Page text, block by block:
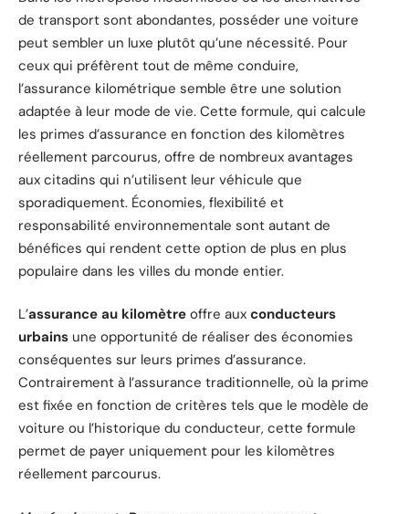
de transport sont abondantes, posséder une voiture
peut sembler un luxe plutôt qu’une nécessité. Pour
ceux qui préfèrent tout de même conduire,
l’assurance kilométrique semble être une solution
adaptée à leur mode de vie. Cette formule, qui calcule
les primes d’assurance en fonction des kilomètres
réellement parcourus, offre de nombreux avantages
aux citadins qui n’utilisent leur véhicule que
sporadiquement. Économies, flexibilité et
responsabilité environnementale sont autant de
bénéfices qui rendent cette option de plus en plus
populaire dans les villes du monde entier.
L’assurance au kilomètre offre aux conducteurs
urbains une opportunité de réaliser des économies
conséquentes sur leurs primes d’assurance.
Contrairement à l’assurance traditionnelle, où la prime
est fixée en fonction de critères tels que le modèle de
voiture ou l’historique du conducteur, cette formule
permet de payer uniquement pour les kilomètres
réellement parcourus.